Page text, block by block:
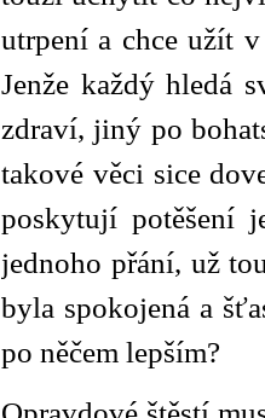
utrpení a chce užít
Jenže každý hledá
zdraví, jiný po
takové věci sice
poskytují potěšení
jednoho přání, už
byla spokojená a
po něčem lepším?